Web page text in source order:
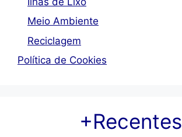
Meio Ambiente
Reciclagem
Política de Cookies
+Recentes